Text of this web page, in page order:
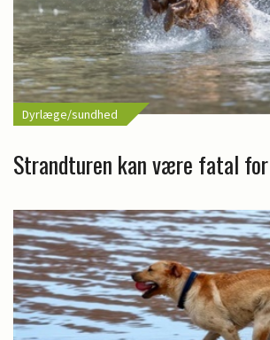
Dyrlæge/sundhed
Strandturen kan være fatal